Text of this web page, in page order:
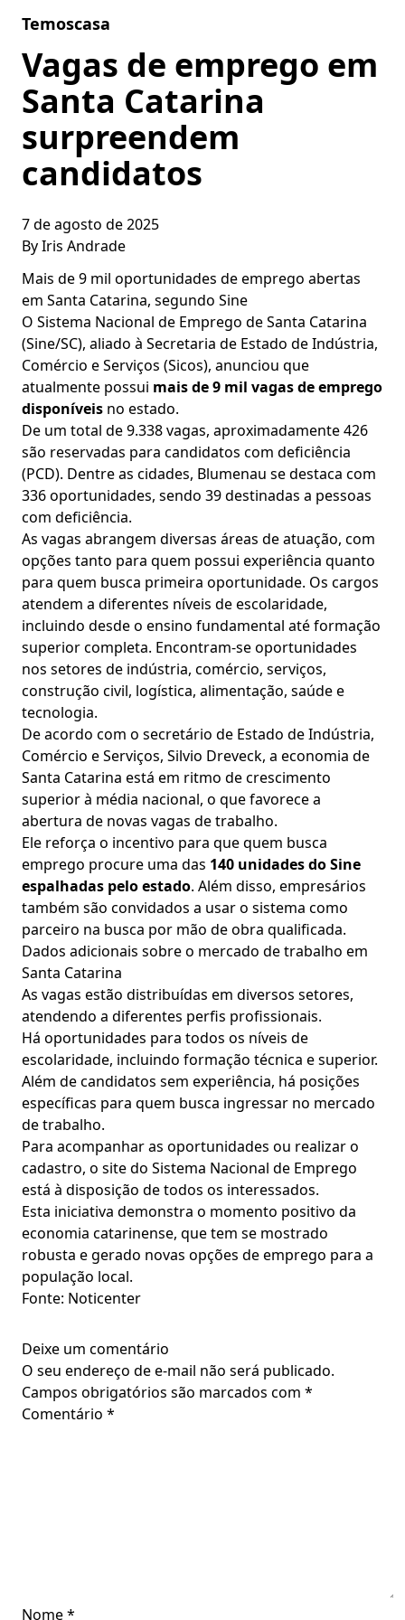
Temoscasa
Vagas de emprego em
Santa Catarina
surpreendem
candidatos
7 de agosto de 2025
ByIris Andrade
Mais de 9 mil oportunidades de emprego abertas
em Santa Catarina, segundo Sine
O Sistema Nacional de Emprego de Santa Catarina
(Sine/SC), aliado à Secretaria de Estado de Indústria,
Comércio e Serviços (Sicos), anunciou que
atualmente possui mais de 9 mil vagas de emprego
disponíveis no estado.
De um total de 9.338 vagas, aproximadamente 426
são reservadas para candidatos com deficiência
(PCD). Dentre as cidades, Blumenau se destaca com
336 oportunidades, sendo 39 destinadas a pessoas
com deficiência.
As vagas abrangem diversas áreas de atuação, com
opções tanto para quem possui experiência quanto
para quem busca primeira oportunidade. Os cargos
atendem a diferentes níveis de escolaridade,
incluindo desde o ensino fundamental até formação
superior completa. Encontram-se oportunidades
nos setores de indústria, comércio, serviços,
construção civil, logística, alimentação, saúde e
tecnologia.
De acordo com o secretário de Estado de Indústria,
Comércio e Serviços, Silvio Dreveck, a economia de
Santa Catarina está em ritmo de crescimento
superior à média nacional, o que favorece a
abertura de novas vagas de trabalho.
Ele reforça o incentivo para que quem busca
emprego procure uma das 140 unidades do Sine
espalhadas pelo estado. Além disso, empresários
também são convidados a usar o sistema como
parceiro na busca por mão de obra qualificada.
Dados adicionais sobre o mercado de trabalho em
Santa Catarina
As vagas estão distribuídas em diversos setores,
atendendo a diferentes perfis profissionais.
Há oportunidades para todos os níveis de
escolaridade, incluindo formação técnica e superior.
Além de candidatos sem experiência, há posições
específicas para quem busca ingressar no mercado
de trabalho.
Para acompanhar as oportunidades ou realizar o
cadastro, o site do Sistema Nacional de Emprego
está à disposição de todos os interessados.
Esta iniciativa demonstra o momento positivo da
economia catarinense, que tem se mostrado
robusta e gerado novas opções de emprego para a
população local.
Fonte: Noticenter
Deixe um comentário
O seu endereço de e-mail não será publicado.
Campos obrigatórios são marcados com *
Comentário *
Nome*